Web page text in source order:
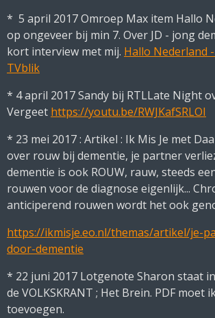
* 5 april 2017 Omroep Max item Hallo
op ongeveer bij min 7. Over JD - jong
kort interview met mij. Hallo Nederland
TVblik
* 4 april 2017 Sandy bij RTLLate Night
Vergeet https://youtu.be/RWJKafSRLOI
* 23 mei 2017 : Artikel : Ik Mis Je met
over rouw bij dementie, je partner
dementie is ook ROUW, rauw, steeds
rouwen voor de diagnose eigenlijk...
anticiperend rouwen wordt het ook
https://ikmisje.eo.nl/themas/artikel/je-
door-dementie
* 22 juni 2017 Lotgenote Sharon staat
de VOLKSKRANT ; Het Brein. PDF moet
toevoegen.